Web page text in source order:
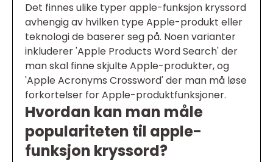
Det finnes ulike typer apple-funksjon kryssord
avhengig av hvilken type Apple-produkt eller
teknologi de baserer seg på. Noen varianter
inkluderer 'Apple Products Word Search' der
man skal finne skjulte Apple-produkter, og
'Apple Acronyms Crossword' der man må løse
forkortelser for Apple-produktfunksjoner.
Hvordan kan man måle
populariteten til apple-
funksjon kryssord?